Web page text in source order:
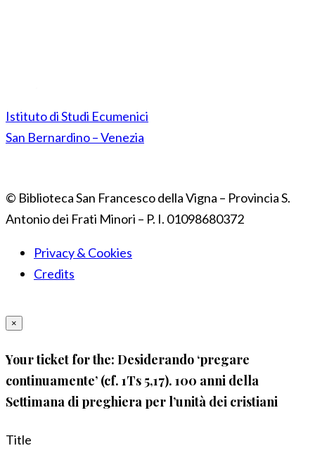
Istituto di Studi Ecumenici
San Bernardino – Venezia
© Biblioteca San Francesco della Vigna – Provincia S.
Antonio dei Frati Minori – P. I. 01098680372
Privacy & Cookies
Credits
×
Your ticket for the: Desiderando ‘pregare
continuamente’ (cf. 1Ts 5,17). 100 anni della
Settimana di preghiera per l’unità dei cristiani
Title